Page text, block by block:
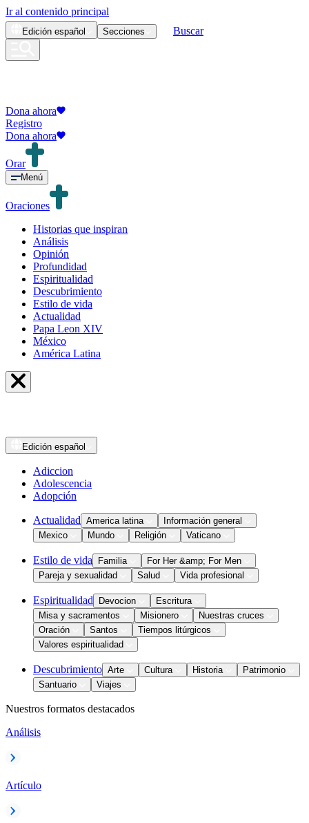
Ir al contenido principal
Edición español Secciones Buscar
Dona ahora
Registro
Dona ahora
Orar
Menú
Oraciones
Historias que inspiran
Análisis
Opinión
Profundidad
Espiritualidad
Descubrimiento
Estilo de vida
Actualidad
Papa Leon XIV
México
América Latina
Edición español
Adiccion
Adolescencia
Adopción
Actualidad America latina
Información general
Mexico
Mundo Religión Vaticano
Estilo de vida Familia
For Her &amp; For Men
Pareja y sexualidad
Salud Vida profesional
Espiritualidad Devocion
Escritura
Misa y sacramentos
Misionero
Nuestras cruces
Oración
Santos
Tiempos litúrgicos
Valores espiritualidad
Descubrimiento Arte Cultura Historia
Patrimonio
Santuario
Viajes
Nuestros formatos destacados
Análisis
Artículo